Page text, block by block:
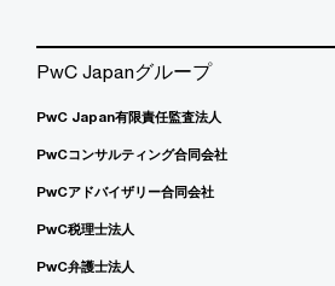
PwC Japanグループ
PwC Japan有限責任監査法人
PwCコンサルティング合同会社
PwCアドバイザリー合同会社
PwC税理士法人
PwC弁護士法人